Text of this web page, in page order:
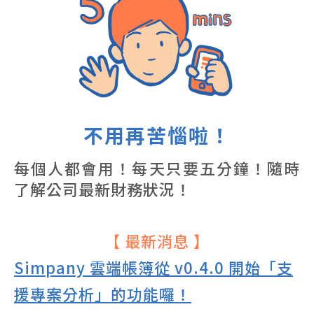
不用再苦惱啦！
每個人都會用！每天只要五分鐘！隨時
了解公司最新財務狀況！
【 最新消息 】
Simpany 雲端帳簿從 v0.4.0 開始「支
援專案分析」的功能囉！